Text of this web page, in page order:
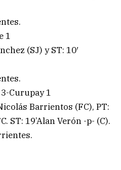
1
(SJ) y ST: 10′
Curupay 1
Barrientos (FC), PT:
ST: 19’Alan Verón -p- (C).